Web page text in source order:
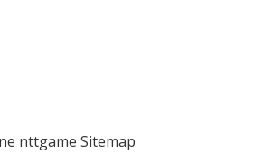
nttgame Sitemap